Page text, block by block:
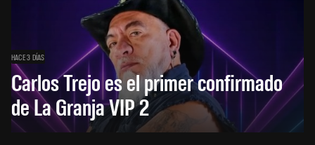
HACE 3 DÍAS
Carlos Trejo es el primer confirmado
de La Granja VIP 2